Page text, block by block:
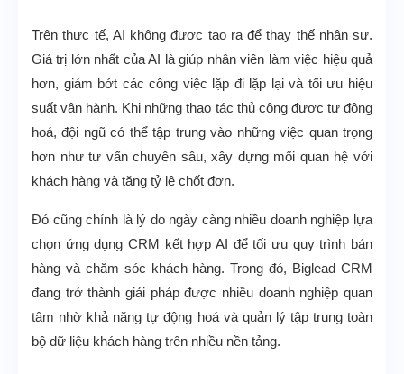
Trên thực tế, AI không được tạo ra để thay thế nhân sự.
Giá trị lớn nhất của AI là giúp nhân viên làm việc hiệu quả
hơn, giảm bớt các công việc lặp đi lặp lại và tối ưu hiệu
suất vận hành. Khi những thao tác thủ công được tự động
hoá, đội ngũ có thể tập trung vào những việc quan trọng
hơn như tư vấn chuyên sâu, xây dựng mối quan hệ với
khách hàng và tăng tỷ lệ chốt đơn.
Đó cũng chính là lý do ngày càng nhiều doanh nghiệp lựa
chọn ứng dụng CRM kết hợp AI để tối ưu quy trình bán
hàng và chăm sóc khách hàng. Trong đó, Biglead CRM
đang trở thành giải pháp được nhiều doanh nghiệp quan
tâm nhờ khả năng tự động hoá và quản lý tập trung toàn
bộ dữ liệu khách hàng trên nhiều nền tảng.